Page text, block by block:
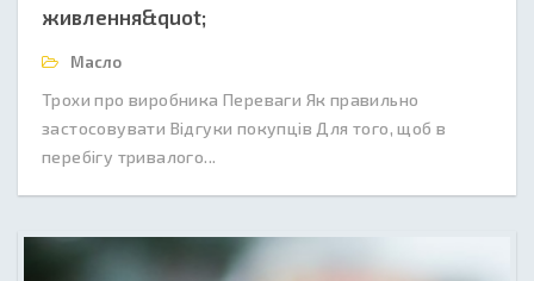
живлення&quot;
Масло
Трохи про виробника Переваги Як правильно
застосовувати Відгуки покупців Для того, щоб в
перебігу тривалого...